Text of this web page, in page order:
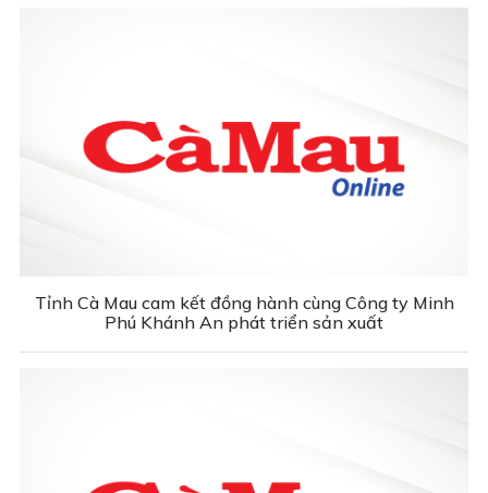
Tỉnh Cà Mau cam kết đồng hành cùng Công ty Minh
Phú Khánh An phát triển sản xuất